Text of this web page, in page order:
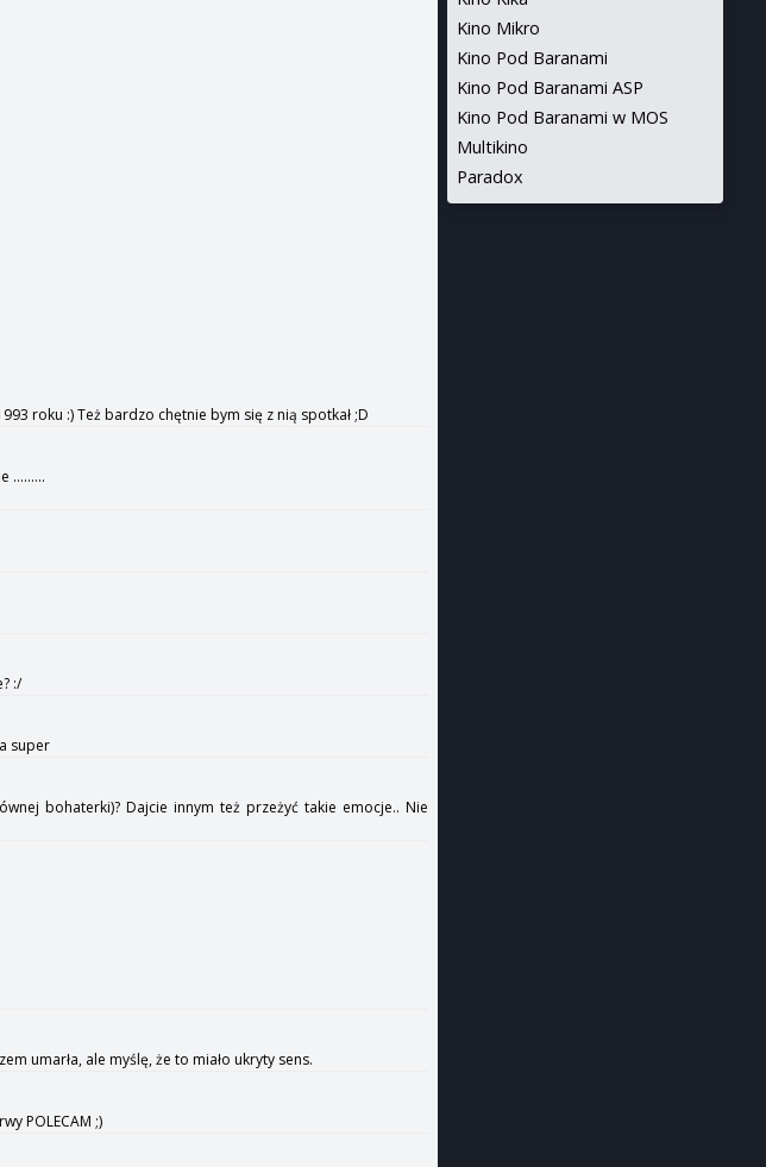
roku :) Też bardzo chętnie bym się z nią spotkał ;D
.........
:/
super
bohaterki)? Dajcie innym też przeżyć takie emocje.. Nie
umarła, ale myślę, że to miało ukryty sens.
POLECAM ;)
Kino Mikro
Kino Pod Baranami
Kino Pod Baranami ASP
Kino Pod Baranami w MOS
Multikino
Paradox